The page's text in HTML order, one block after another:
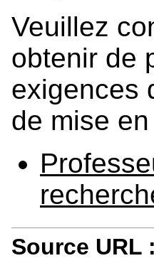
Veuillez
obtenir de
exigences
de mise
Source URL :